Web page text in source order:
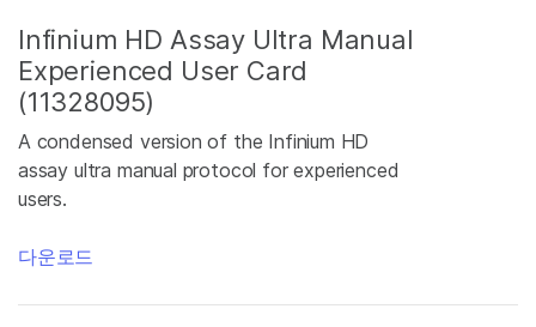
Infinium HD Assay Ultra Manual
Experienced User Card
(11328095)
A condensed version of the Infinium HD
assay ultra manual protocol for experienced
users.
다운로드